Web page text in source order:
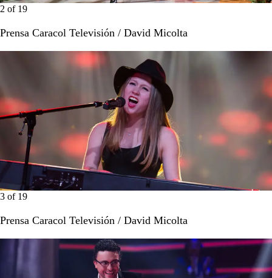
2 of 19
Prensa Caracol Televisión / David Micolta
3 of 19
Prensa Caracol Televisión / David Micolta